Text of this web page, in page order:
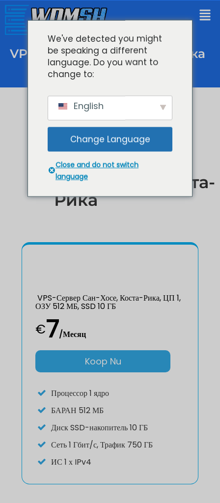
VPS Хостинг Южная Америка
Сан-Хосе, Коста-
Рика
VPS-Сервер Сан-Хосе, Коста-Рика, ЦП 1,
ОЗУ 512 МБ, SSD 10 ГБ
€7/Месяц
Koop Nu
Процессор1 ядро
БАРАН 512 МБ
ДискSSD-накопитель 10 ГБ
Сеть1 Гбит/с, Трафик 750 ГБ
ИС 1 х IPv4
We've detected you might
be speaking a different
language. Do you want to
change to:
English
Change Language
Close and do not switch
language